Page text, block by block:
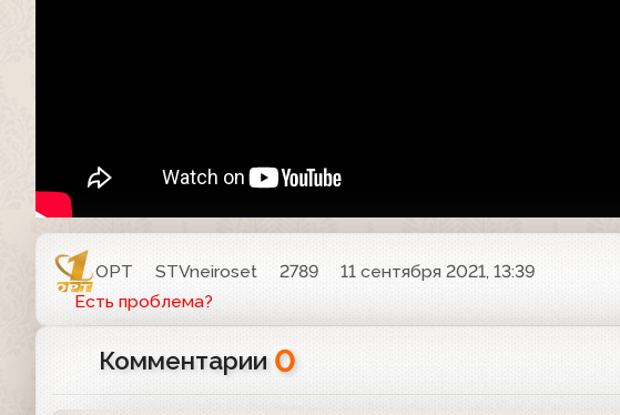
ОРТ STVneiroset 2789
11 сентября 2021, 13:39
Есть проблема?
Комментарии 0